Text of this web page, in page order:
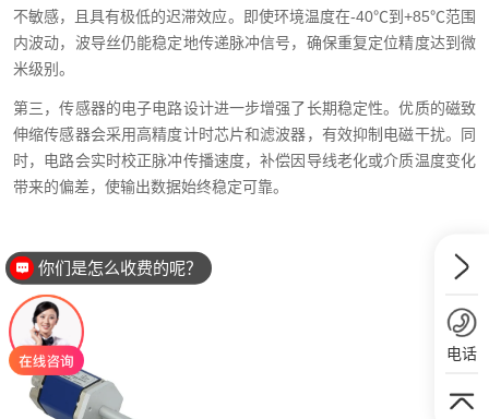
不敏感，且具有极低的迟滞效应。即使环境温度在-40℃到+85℃范围
内波动，波导丝仍能稳定地传递脉冲信号，确保重复定位精度达到微
米级别。
第三，传感器的电子电路设计进一步增强了长期稳定性。优质的磁致
伸缩传感器会采用高精度计时芯片和滤波器，有效抑制电磁干扰。同
时，电路会实时校正脉冲传播速度，补偿因导线老化或介质温度变化
带来的偏差，使输出数据始终稳定可靠。
电话
你们是怎么收费的呢？